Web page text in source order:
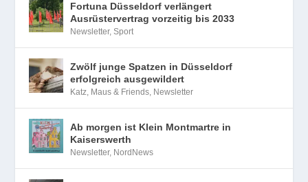
Fortuna Düsseldorf verlängert
Ausrüstervertrag vorzeitig bis 2033
Newsletter,Sport
Zwölf junge Spatzen in Düsseldorf
erfolgreich ausgewildert
Katz, Maus & Friends, Newsletter
Ab morgen ist Klein Montmartre in
Kaiserswerth
Newsletter, NordNews